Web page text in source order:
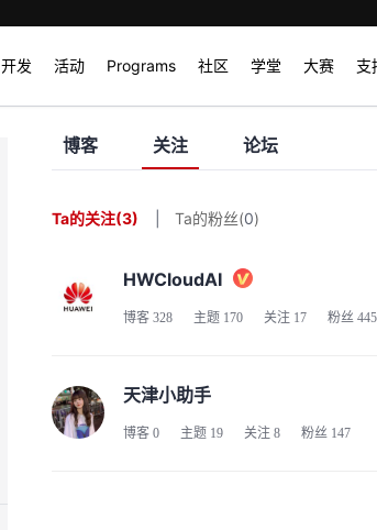
开发 活动 Programs 社区 学堂 大赛 支
博客 关注 论坛
Ta的关注(3) Ta的粉丝(0)
HWCloudAI
博客 328 主题 170 关注 17 粉丝
天津小助手
博客 0 主题 19 关注 8 粉丝 147